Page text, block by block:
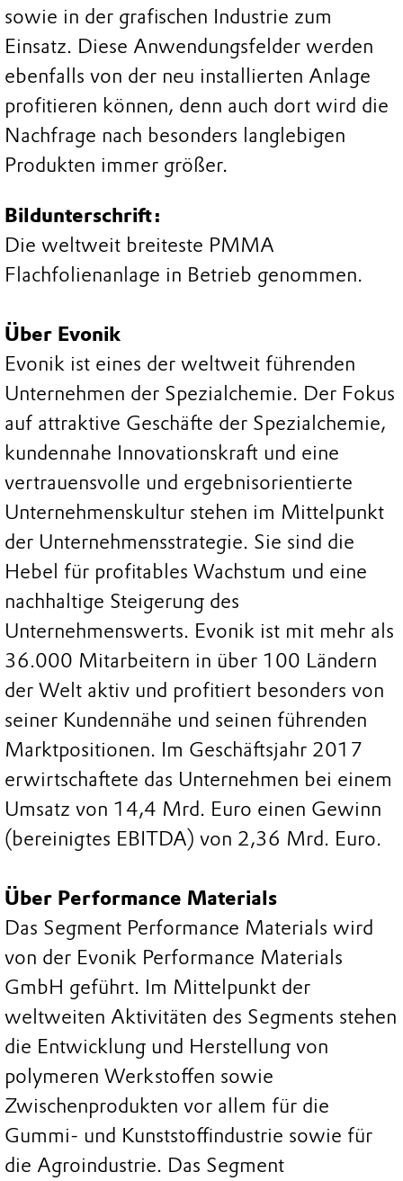
sowie in der grafischen Industrie zum
Einsatz. Diese Anwendungsfelder werden
ebenfalls von der neu installierten Anlage
profitieren können, denn auch dort wird die
Nachfrage nach besonders langlebigen
Produkten immer größer.
Bildunterschrift:
Die weltweit breiteste PMMA
Flachfolienanlage in Betrieb genommen.
Über Evonik
Evonik ist eines der weltweit führenden
Unternehmen der Spezialchemie. Der Fokus
auf attraktive Geschäfte der Spezialchemie,
kundennahe Innovationskraft und eine
vertrauensvolle und ergebnisorientierte
Unternehmenskultur stehen im Mittelpunkt
der Unternehmensstrategie. Sie sind die
Hebel für profitables Wachstum und eine
nachhaltige Steigerung des
Unternehmenswerts. Evonik ist mit mehr als
36.000 Mitarbeitern in über 100 Ländern
der Welt aktiv und profitiert besonders von
seiner Kundennähe und seinen führenden
Marktpositionen. Im Geschäftsjahr 2017
erwirtschaftete das Unternehmen bei einem
Umsatz von 14,4 Mrd. Euro einen Gewinn
(bereinigtes EBITDA) von 2,36 Mrd. Euro.
Über Performance Materials
Das Segment Performance Materials wird
von der Evonik Performance Materials
GmbH geführt. Im Mittelpunkt der
weltweiten Aktivitäten des Segments stehen
die Entwicklung und Herstellung von
polymeren Werkstoffen sowie
Zwischenprodukten vor allem für die
Gummi- und Kunststoffindustrie sowie für
die Agroindustrie. Das Segment